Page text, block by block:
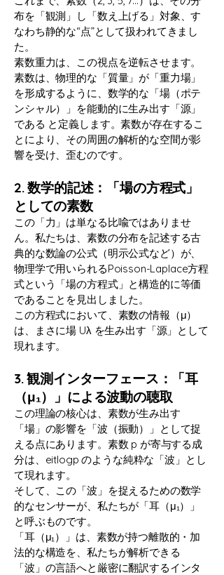
布を「観測」し「数え上げる」対象、す
なわち静的な“点”として扱われてきまし
た。
素数重力は、この視点を逆転させます。
素数は、物理的な「質量」が「重力場」
を形成するように、数学的な「場（ポテ
ンシャル）」を能動的に生み出す「源」
である と定義します。素数が存在するこ
とにより、その周囲の解析的な空間が影
響を受け、歪むのです。
2. 数学的記述：「場の方程式」
としての素数
この「力」は単なる比喩ではありませ
ん。私たちは、素数の分布を記述する古
典的な数論の公式（明示公式など）が、
物理学で用いられるPoisson-Laplace方程
式という「場の方程式」と構造的に等価
であることを見出しました。
この方程式において、素数の情報（μ）
は、まさに場 Uλ​ を生み出す「源」として
現れます。
3. 観測インターフェース：「耳
（μ₁）」による波動の聴取
この理論の核心は、素数が生み出す
「場」の影響を「波（振動）」として捉
える点にあります。素数 p が寄与する成
分は、eitlogp のような純粋な「波」とし
て現れます。
そして、この「波」を捉えるための数学
的なセンサーが、私たちが「耳（μ₁）」
と呼ぶものです。
「耳（μ₁）」は、素数が持つ離散的・加
法的な構造を、私たちが解析できる
「波」の言語へと厳密に翻訳するインタ